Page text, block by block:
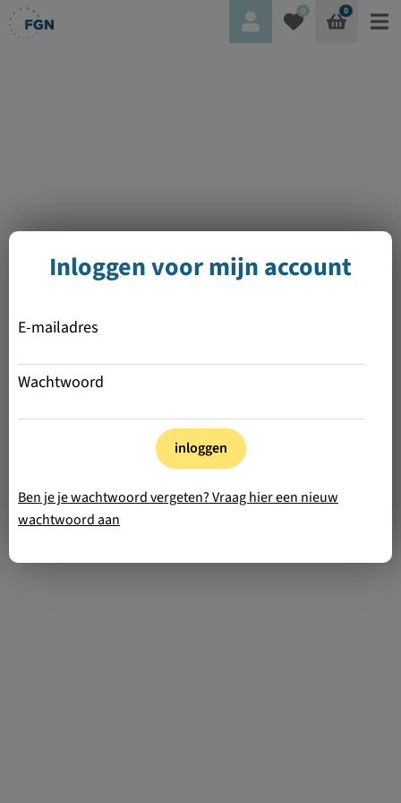
0 0
Inloggen voor mijn account
E-mailadres
Wachtwoord
inloggen
Ben je je wachtwoord vergeten? Vraag hier een nieuw
wachtwoord aan